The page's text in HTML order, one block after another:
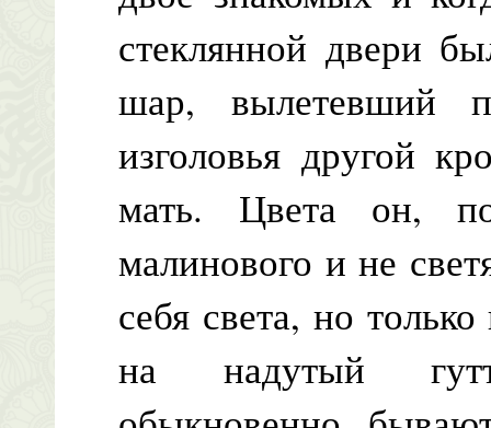
стеклянной двери
шар, вылетевший
изголовья другой
мать. Цвета он,
малинового и не
себя света, но
на надутый